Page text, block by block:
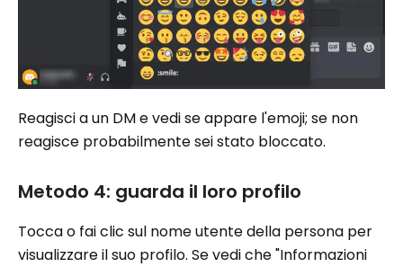
Reagisci a un DM e vedi se appare l'emoji; se non
reagisce probabilmente sei stato bloccato.
Metodo 4: guarda il loro profilo
Tocca o fai clic sul nome utente della persona per
visualizzare il suo profilo. Se vedi che "Informazioni